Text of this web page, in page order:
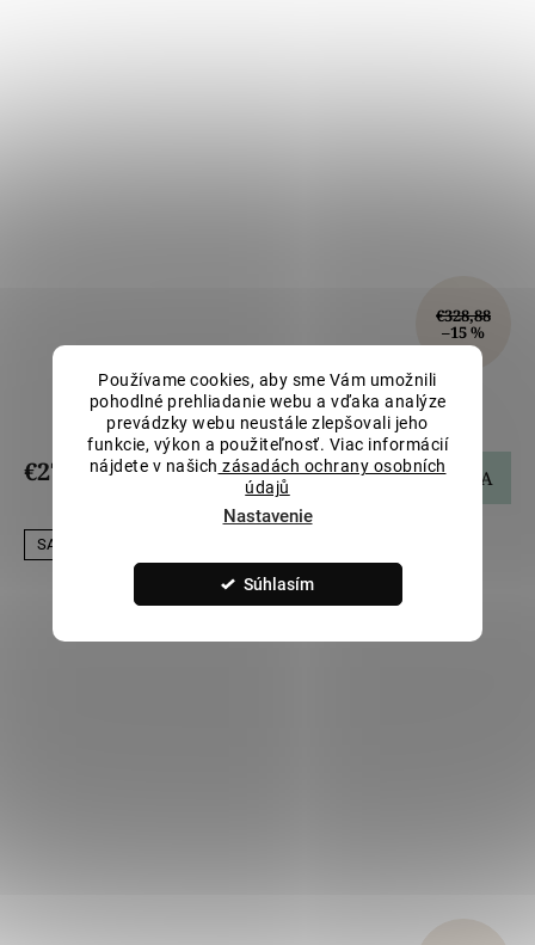
Používame cookies, aby sme Vám umožnili
pohodlné prehliadanie webu a vďaka analýze
prevádzky webu neustále zlepšovali jeho
funkcie, výkon a použiteľnosť. Viac informácií
nájdete v našich zásadách ochrany osobních
údajů
Nastavenie
Súhlasím
€328,88
–15 %
Detské zlaté náušnice LLV66-KGER022
€279,55 DO KOŠÍKA
SALECODE:LILI5:5:%